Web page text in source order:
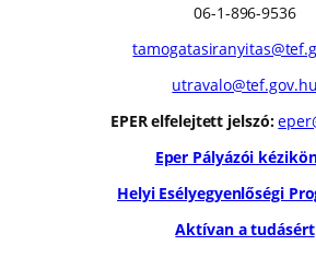
06-1-896-9536
utravalo@tef.gov.hu
EPER elfelejtett jelszó:
Eper Pályázói
Helyi Esélyegyenlőségi
Aktívan a tudásért